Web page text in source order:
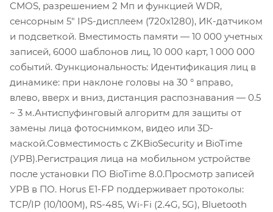
CMOS, разрешением 2 Мп и функцией WDR,
сенсорным 5" IPS-дисплеем (720x1280), ИК-датчиком
и подсветкой. Вместимость памяти — 10 000 учетных
записей, 6000 шаблонов лиц, 10 000 карт, 1 000 000
событий. Функциональность: Идентификация лиц в
динамике: при наклоне головы на 30 ° вправо,
влево, вверх и вниз, дистанция распознавания — 0.5
~ 3 м.Антиспуфинговый алгоритм для защиты от
замены лица фотоснимком, видео или 3D-
маской.Совместимость с ZKBioSecurity и BioTime
(УРВ).Регистрация лица на мобильном устройстве
после установки ПО BioTime 8.0.Просмотр записей
УРВ в ПО. Horus E1-FP поддерживает протоколы:
TCP/IP (10/100M), RS-485, Wi-Fi (2.4G, 5G), Bluetooth